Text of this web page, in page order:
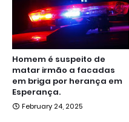
Homem é suspeito de
matar irmão a facadas
em briga por herança em
Esperança.
February 24, 2025